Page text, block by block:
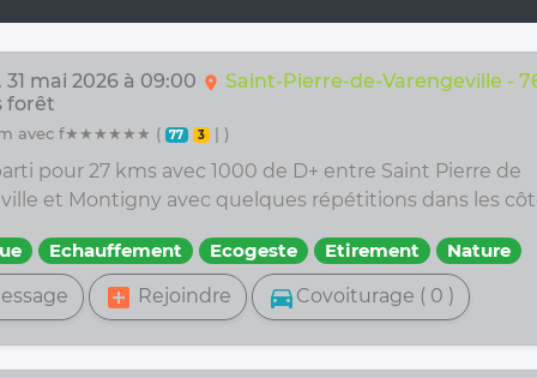
31 mai 2026 à 09:00 location_on Saint-Pierre-de-Varengeville -
forêt
avec f★★★★★★ ( 77 3 | )
pour 27 kms avec 1000 de D+ entre Saint Pierre de
et Montigny avec quelques répétitions dans les
Echauffement Ecogeste Etirement Nature
add_box Rejoindre directions_car Covoiturage ( 0 )